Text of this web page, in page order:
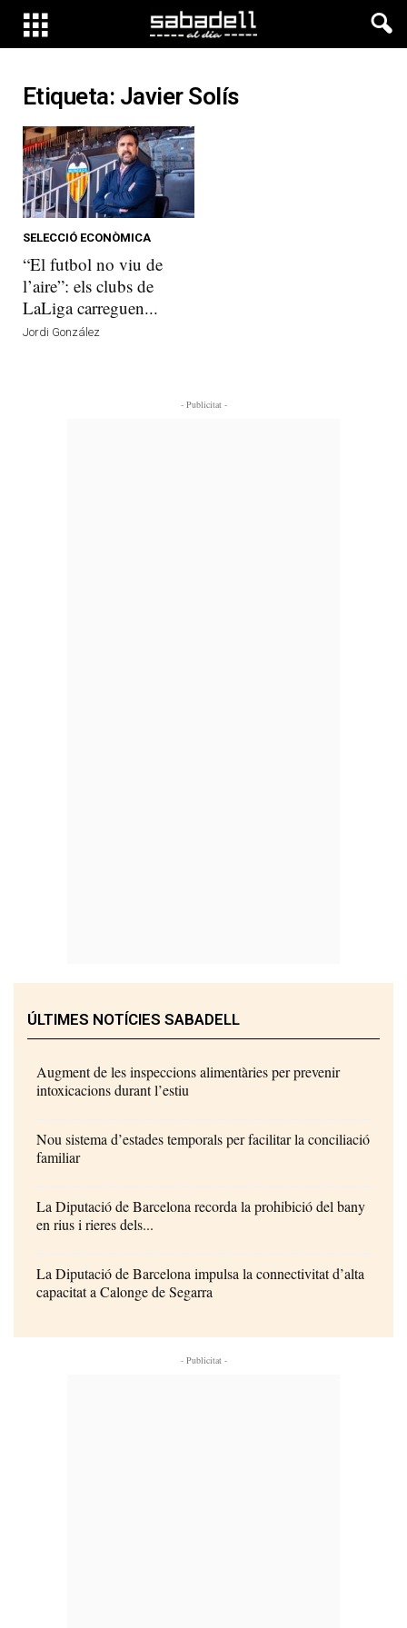
Etiqueta: Javier Solís
SELECCIÓ ECONÒMICA
“El futbol no viu de
l’aire”: els clubs de
LaLiga carreguen...
Jordi González
- Publicitat -
ÚLTIMES NOTÍCIES SABADELL
Augment de les inspeccions alimentàries per prevenir
intoxicacions durant l’estiu
Nou sistema d’estades temporals per facilitar la conciliació
familiar
La Diputació de Barcelona recorda la prohibició del bany
en rius i rieres dels...
La Diputació de Barcelona impulsa la connectivitat d’alta
capacitat a Calonge de Segarra
- Publicitat -